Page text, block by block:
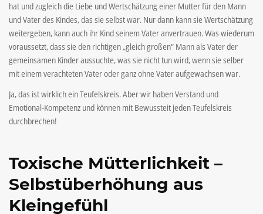
hat und zugleich die Liebe und Wertschätzung einer Mutter für den Mann
und Vater des Kindes, das sie selbst war. Nur dann kann sie Wertschätzung
weitergeben, kann auch ihr Kind seinem Vater anvertrauen. Was wiederum
voraussetzt, dass sie den richtigen „gleich großen“ Mann als Vater der
gemeinsamen Kinder aussuchte, was sie nicht tun wird, wenn sie selber
mit einem verachteten Vater oder ganz ohne Vater aufgewachsen war.
Ja, das ist wirklich ein Teufelskreis. Aber wir haben Verstand und
Emotional-Kompetenz und können mit Bewussteit jeden Teufelskreis
durchbrechen!
Toxische Mütterlichkeit –
Selbstüberhöhung aus
Kleingefühl